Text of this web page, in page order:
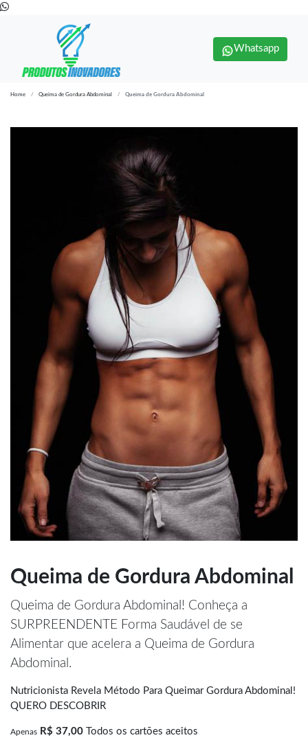
Whatsapp
Home Queima de Gordura Abdominal Queima de Gordura Abdominal
Queima de Gordura Abdominal
Queima de Gordura Abdominal! Conheça a
SURPREENDENTE Forma Saudável de se
Alimentar que acelera a Queima de Gordura
Abdominal.
Nutricionista Revela Método Para Queimar Gordura Abdominal!
QUERO DESCOBRIR
Apenas R$ 37,00 Todos os cartões aceitos